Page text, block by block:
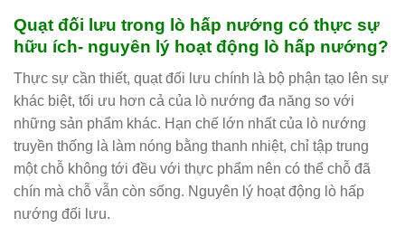
Quạt đối lưu trong lò hấp nướng có thực sự
hữu ích- nguyên lý hoạt động lò hấp nướng?
Thực sự cần thiết, quạt đối lưu chính là bộ phận tạo lên sự
khác biệt, tối ưu hơn cả của lò nướng đa năng so với
những sản phẩm khác. Hạn chế lớn nhất của lò nướng
truyền thống là làm nóng bằng thanh nhiệt, chỉ tập trung
một chỗ không tới đều với thực phẩm nên có thể chỗ đã
chín mà chỗ vẫn còn sống. Nguyên lý hoạt động lò hấp
nướng đối lưu.